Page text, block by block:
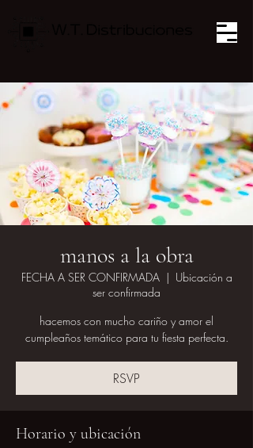
manos a la obra
FECHA A SER CONFIRMADA
  |
Ubicación a
ser confirmada
hacemos con mucho cariño y amor el
cumpleaños temático para tu fiesta perfecta.
RSVP
Horario y ubicación